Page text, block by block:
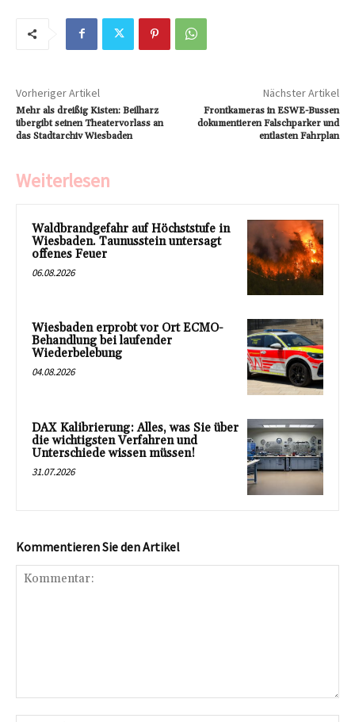
Vorheriger Artikel
Mehr als dreißig Kisten: Beilharz
übergibt seinen Theatervorlass an
das Stadtarchiv Wiesbaden
Nächster Artikel
Frontkameras in ESWE-Bussen
dokumentieren Falschparker und
entlasten Fahrplan
Weiterlesen
Waldbrandgefahr auf Höchststufe in
Wiesbaden. Taunusstein untersagt
offenes Feuer
06.08.2026
Wiesbaden erprobt vor Ort ECMO-
Behandlung bei laufender
Wiederbelebung
04.08.2026
DAX Kalibrierung: Alles, was Sie über
die wichtigsten Verfahren und
Unterschiede wissen müssen!
31.07.2026
Kommentieren Sie den Artikel